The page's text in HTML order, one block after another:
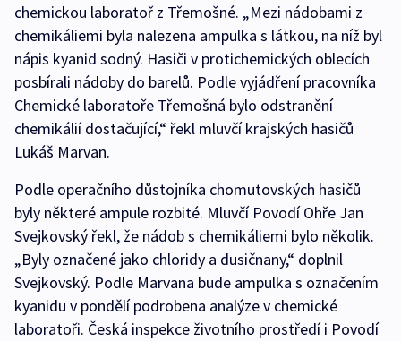
chemickou laboratoř z Třemošné. „Mezi nádobami z
chemikáliemi byla nalezena ampulka s látkou, na níž byl
nápis kyanid sodný. Hasiči v protichemických oblecích
posbírali nádoby do barelů. Podle vyjádření pracovníka
Chemické laboratoře Třemošná bylo odstranění
chemikálií dostačující,“ řekl mluvčí krajských hasičů
Lukáš Marvan.
Podle operačního důstojníka chomutovských hasičů
byly některé ampule rozbité. Mluvčí Povodí Ohře Jan
Svejkovský řekl, že nádob s chemikáliemi bylo několik.
„Byly označené jako chloridy a dusičnany,“ doplnil
Svejkovský. Podle Marvana bude ampulka s označením
kyanidu v pondělí podrobena analýze v chemické
laboratoři. Česká inspekce životního prostředí i Povodí